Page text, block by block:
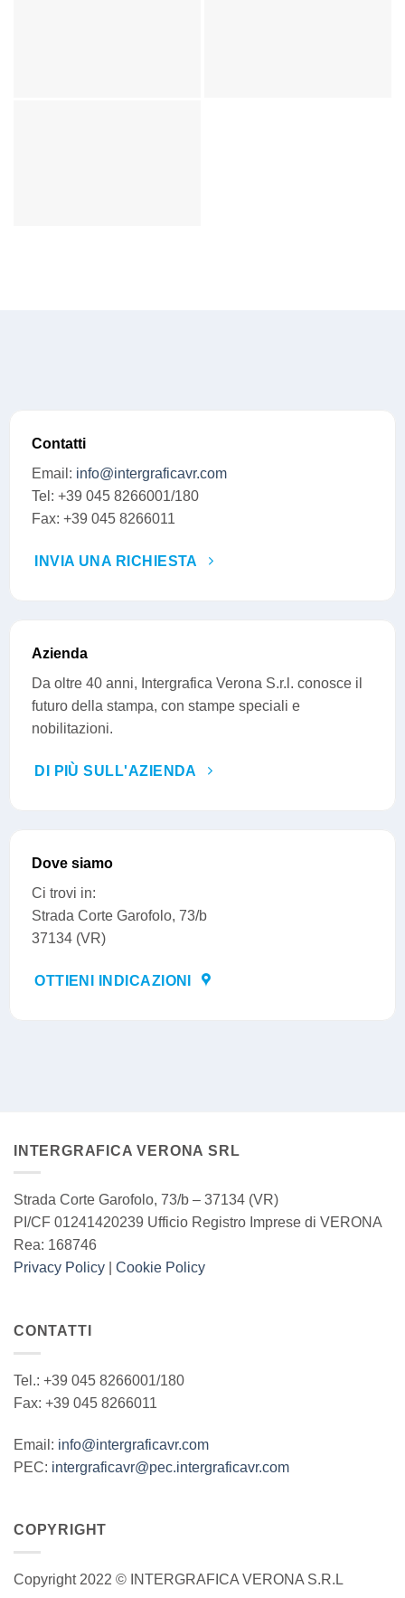
Contatti
Email: info@intergraficavr.com
Tel: +39 045 8266001/180
Fax: +39 045 8266011
INVIA UNA RICHIESTA
Azienda
Da oltre 40 anni, Intergrafica Verona S.r.l. conosce il
futuro della stampa, con stampe speciali e
nobilitazioni.
DI PIÙ SULL'AZIENDA
Dove siamo
Ci trovi in:
Strada Corte Garofolo, 73/b
37134 (VR)
OTTIENI INDICAZIONI
INTERGRAFICA VERONA SRL
Strada Corte Garofolo, 73/b – 37134 (VR)
PI/CF 01241420239 Ufficio Registro Imprese di VERONA
Rea: 168746
Privacy Policy
Cookie Policy
CONTATTI
Tel.: +39 045 8266001/180
Fax: +39 045 8266011
Email: info@intergraficavr.com
PEC: intergraficavr@pec.intergraficavr.com
COPYRIGHT
Copyright 2022 © INTERGRAFICA VERONA S.R.L